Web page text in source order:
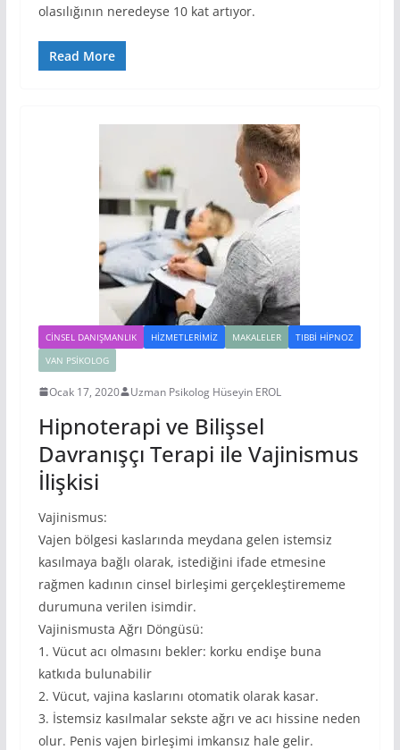
olasılığının neredeyse 10 kat artıyor.
Read More
CINSEL DANIŞMANLIK HIZMETLERIMIZ MAKALELER
TIBBI HIPNOZ
VAN PSIKOLOG
Ocak 17, 2020 Uzman Psikolog Hüseyin EROL
Hipnoterapi ve Bilişsel
Davranışçı Terapi ile Vajinismus
İlişkisi
Vajinismus:
Vajen bölgesi kaslarında meydana gelen istemsiz
kasılmaya bağlı olarak, istediğini ifade etmesine
rağmen kadının cinsel birleşimi gerçekleştirememe
durumuna verilen isimdir.
Vajinismusta Ağrı Döngüsü:
1. Vücut acı olmasını bekler: korku endişe buna
katkıda bulunabilir
2. Vücut, vajina kaslarını otomatik olarak kasar.
3. İstemsiz kasılmalar sekste ağrı ve acı hissine neden
olur. Penis vajen birleşimi imkansız hale gelir.